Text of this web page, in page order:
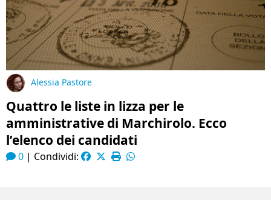
Alessia Pastore
Quattro le liste in lizza per le
amministrative di Marchirolo. Ecco
l’elenco dei candidati
0 | Condividi: